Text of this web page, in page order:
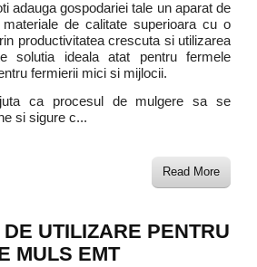
adauga gospodariei tale un aparat de
de calitate superioara cu o
productivitatea crescuta si utilizarea
solutia ideala atat pentru fermele
fermierii mici si mijlocii.
ca procesul de mulgere sa se
si sigure c...
Read More
UTILIZARE PENTRU
MULS EMT